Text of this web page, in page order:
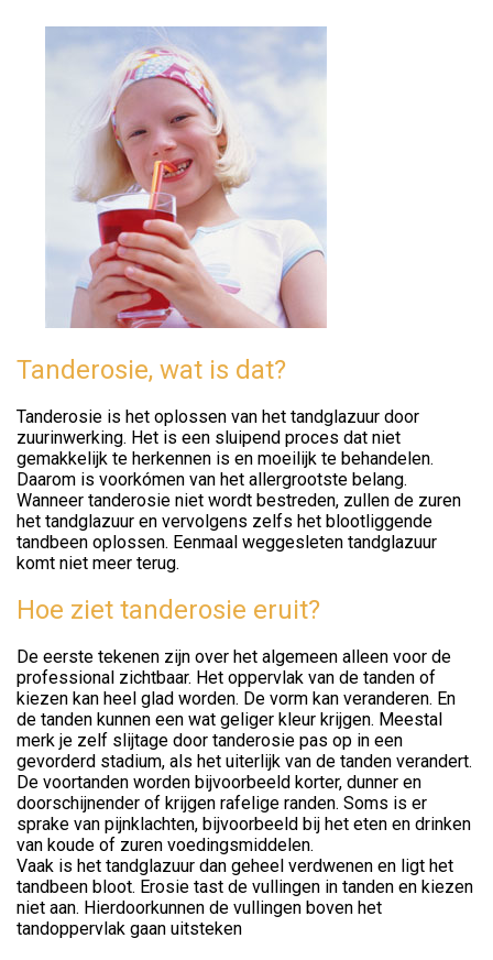
Tanderosie, wat is dat?
Tanderosie is het oplossen van het tandglazuur door
zuurinwerking. Het is een sluipend proces dat niet
gemakkelijk te herkennen is en moeilijk te behandelen.
Daarom is voorkómen van het allergrootste belang.
Wanneer tanderosie niet wordt bestreden, zullen de zuren
het tandglazuur en vervolgens zelfs het blootliggende
tandbeen oplossen. Eenmaal weggesleten tandglazuur
komt niet meer terug.
Hoe ziet tanderosie eruit?
De eerste tekenen zijn over het algemeen alleen voor de
professional zichtbaar. Het oppervlak van de tanden of
kiezen kan heel glad worden. De vorm kan veranderen. En
de tanden kunnen een wat geliger kleur krijgen. Meestal
merk je zelf slijtage door tanderosie pas op in een
gevorderd stadium, als het uiterlijk van de tanden verandert.
De voortanden worden bijvoorbeeld korter, dunner en
doorschijnender of krijgen rafelige randen. Soms is er
sprake van pijnklachten, bijvoorbeeld bij het eten en drinken
van koude of zuren voedingsmiddelen.
Vaak is het tandglazuur dan geheel verdwenen en ligt het
tandbeen bloot. Erosie tast de vullingen in tanden en kiezen
niet aan. Hierdoorkunnen de vullingen boven het
tandoppervlak gaan uitsteken